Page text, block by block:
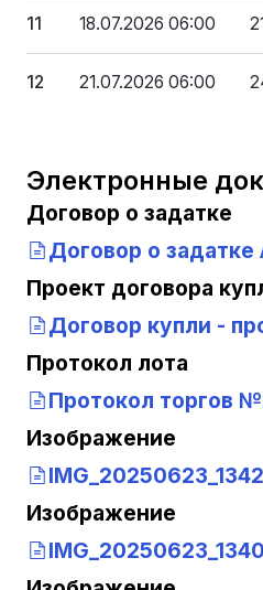
11 18.07.2026 06:00
12 21.07.2026 06:00
Электронные
Договор о задатке
Договор о задатке
Проект договора
Договор купли -
Протокол лота
Протокол торгов
Изображение
Изображение